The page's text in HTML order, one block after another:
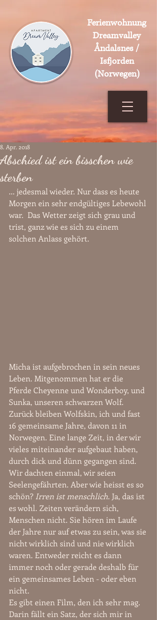
Ferienwohnung
Dreamvalley
Åndalsnes /
Isfjorden
(Norwegen)
Abschied ist ein bisschen wie
sterben
8. Apr. 2018
... jedesmal wieder. Nur dass es heute
Morgen ein sehr endgültiges Lebewohl
war.  Das Wetter zeigt sich grau und
trist, ganz wie es sich zu einem
solchen Anlass gehört.
Micha ist aufgebrochen in sein neues
Leben. Mitgenommen hat er die
Pferde Cheyenne und Wonderboy, und
Sunka, unseren schwarzen Wolf.
Zurück bleiben Wolfskin, ich und fast
16 gemeinsame Jahre, davon 11 in
Norwegen. Eine lange Zeit, in der wir
vieles miteinander aufgebaut haben,
durch dick und dünn gegangen sind.
Wir dachten einmal, wir seien
Seelengefährten. Aber wie heisst es so
schön? Irren ist menschlich. Ja, das ist
es wohl. Zeiten verändern sich,
Menschen nicht. Sie hören im Laufe
der Jahre nur auf etwas zu sein, was sie
nicht wirklich sind und nie wirklich
waren. Entweder reicht es dann
immer noch oder gerade deshalb für
ein gemeinsames Leben - oder eben
nicht.
Es gibt einen Film, den ich sehr mag.
Darin fällt ein Satz, der sich mir in